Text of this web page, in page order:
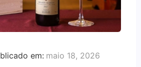
em: maio 18, 2026